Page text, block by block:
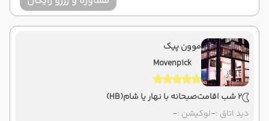
موون پیک
Movenpick
2 شب اقامت صبحانه با نهار یا شام(HB)
دید اتاق :-لوکیشن :-